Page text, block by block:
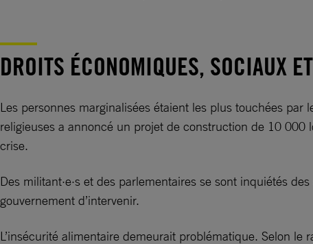
DROITS ÉCONOMIQUES, SOCIAUX
Les personnes marginalisées étaient les plus touchées
religieuses a annoncé un projet de construction de 10
crise.
Des militant·e·s et des parlementaires se sont inquiétés
gouvernement d’intervenir.
L’insécurité alimentaire demeurait problématique. Selon